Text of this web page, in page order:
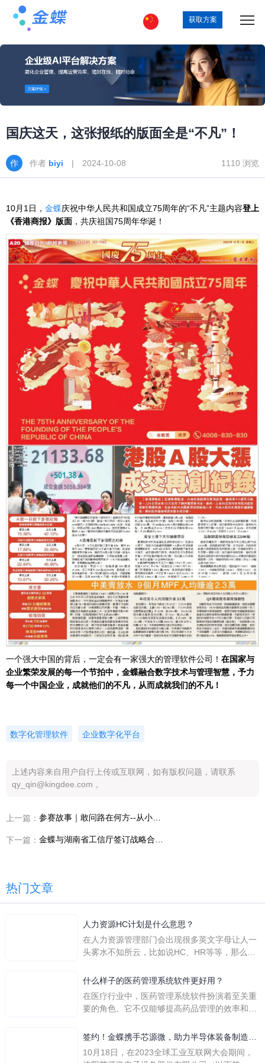
获取方案
国庆这天，这张报纸的版面全是“不凡”！
作者 biyi | 2024-10-08 1110 浏览
10月1日， 金蝶庆祝中华人民共和国成立75周年的“不凡”主题内容登上
《香港商报》版面 ，共庆祖国75周年华诞！
一个强大中国的背后，一定会有一家强大的管理软件公司！ 在国家与
企业繁荣发展的每一个节拍中， 金蝶融合数字技术与管理智慧，予力
每一个中国企业，成就他们的不凡，从而成就我们的不凡！
数字化管理软件 企业数字化平台
上述内容来自用户自行上传或互联网，如有版权问题，请联系
qy_qin@kingdee.com 。
上一篇：
下一篇：
热门文章
人力资源HC计划是什么意思？
在人力资源管理部门会出现很多英文字母让人一
头雾水不知所云，比如说HC、HR等等，那么它
么呢？
什么样子的医药管理系统软件更好用？
在医疗行业中，医药管理系统软件扮演着至关重
要的角色。它不仅能够提高药品管理的效率和准
一个好用的医药管理系统软件应具备以下特点。
地进行操作。 复杂的
签约！金蝶携手芯源微，助力半导体装备制造领
先企业迈向世界
10月18日，在2023全球工业互联网大会期间，